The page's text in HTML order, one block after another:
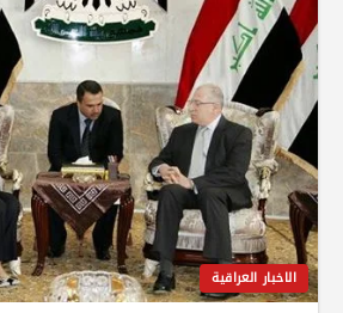
الاخبار العراقية